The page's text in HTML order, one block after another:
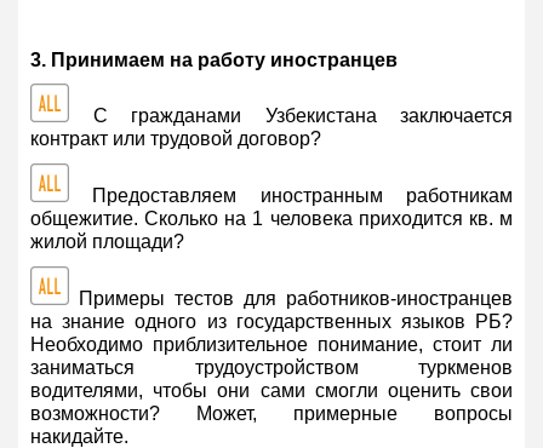
3. Принимаем на работу иностранцев
С гражданами Узбекистана заключается
контракт или трудовой договор?
Предоставляем иностранным работникам
общежитие. Сколько на 1 человека приходится кв. м
жилой площади?
Примеры тестов для работников-иностранцев
на знание одного из государственных языков РБ?
Необходимо приблизительное понимание, стоит ли
заниматься трудоустройством туркменов
водителями, чтобы они сами смогли оценить свои
возможности? Может, примерные вопросы
накидайте.